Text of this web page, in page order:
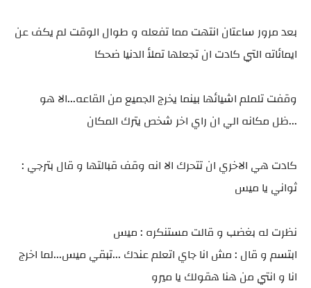
بعد مرور ساعتان انتهت مما تفعله و طوال الوقت لم يكف عن
ايمائاته التي كادت ان تجعلها تملأ الدنيا ضحكا
وقفت تلملم اشيائها بينما يخرج الجميع من القاعه...الا هو
...ظل مكانه الي ان راي اخر شخص يترك المكان
كادت هي الاخري ان تتحرك الا انه وقف قبالتها و قال بترجي :
ثواني يا ميس
نظرت له بغضب و قالت مستنكره : ميس
ابتسم و قال : مش انا جاي اتعلم عندك ...تبقي ميس...لما اخرج
انا و انتي من هنا هقولك يا ميرو